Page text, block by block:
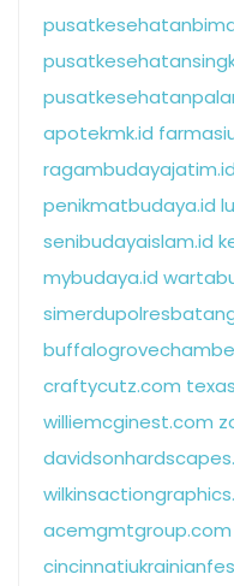
apotekmk.id
ragambudayajatim.id
penikmatbudaya.id
senibudayaislam.id
mybudaya.id
craftycutz.com
williemcginest.com
acemgmtgroup.com